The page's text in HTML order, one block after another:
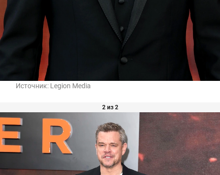
Источник: Legion Media
2 из 2